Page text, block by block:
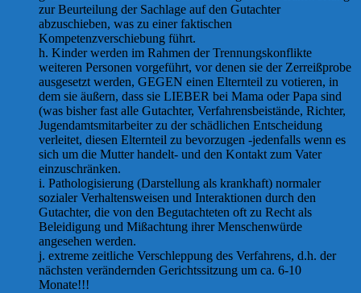
zur Beurteilung der Sachlage auf den Gutachter
abzuschieben, was zu einer faktischen
Kompetenzverschiebung führt.
h. Kinder werden im Rahmen der Trennungskonflikte
weiteren Personen vorgeführt, vor denen sie der Zerreißprobe
ausgesetzt werden, GEGEN einen Elternteil zu votieren, in
dem sie äußern, dass sie LIEBER bei Mama oder Papa sind
(was bisher fast alle Gutachter, Verfahrensbeistände, Richter,
Jugendamtsmitarbeiter zu der schädlichen Entscheidung
verleitet, diesen Elternteil zu bevorzugen -jedenfalls wenn es
sich um die Mutter handelt- und den Kontakt zum Vater
einzuschränken.
i. Pathologisierung (Darstellung als krankhaft) normaler
sozialer Verhaltensweisen und Interaktionen durch den
Gutachter, die von den Begutachteten oft zu Recht als
Beleidigung und Mißachtung ihrer Menschenwürde
angesehen werden.
j. extreme zeitliche Verschleppung des Verfahrens, d.h. der
nächsten verändernden Gerichtssitzung um ca. 6-10
Monate!!!